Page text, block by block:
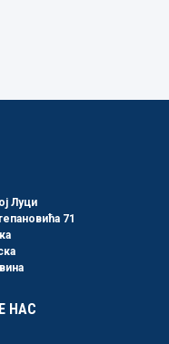
Луци
71
НАС